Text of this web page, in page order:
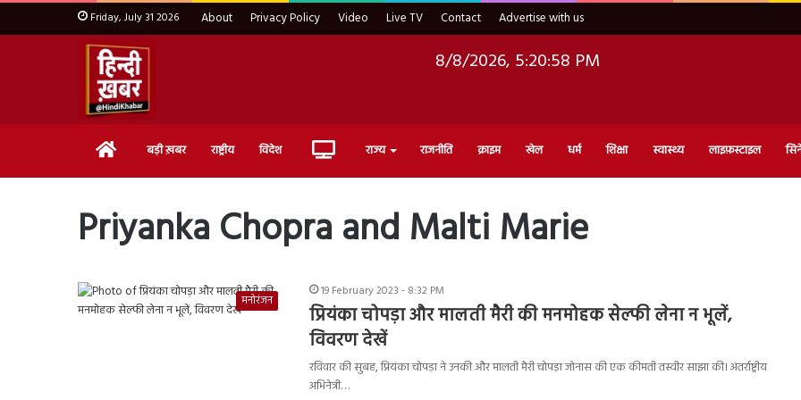
Friday, July 31 2026 About Privacy Policy Video Live TV Contact Advertise with us
8/8/2026, 5:20:59 PM
Home बड़ी ख़बर राष्ट्रीय विदेश Live राज्य राजनीति क्राइम खेल धर्म शिक्षा स्वास्थ्य लाइफ़स्टाइल
Priyanka Chopra and Malti Marie
मनोरंजन
19 February 2023 - 8:32 PM
प्रियंका चोपड़ा और मालती मैरी की मनमोहक सेल्फी लेना न भूलें,
विवरण देखें
रविवार की सुबह, प्रियंका चोपड़ा ने उनकी और मालती मैरी चोपड़ा जोनास की एक कीमती तस्वीर साझा की। अंतर्राष्ट्रीय
अभिनेत्री…